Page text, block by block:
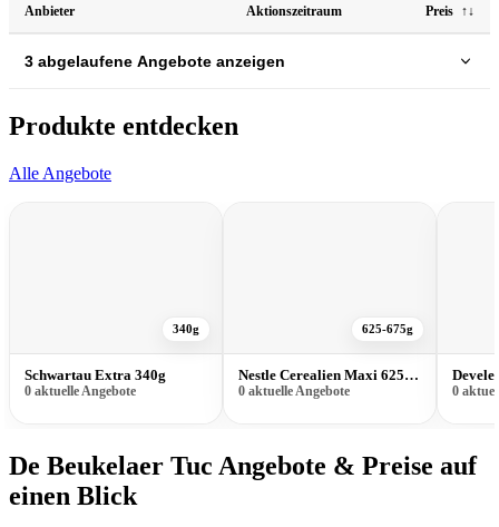
Anbieter Aktionszeitraum Preis ↑↓
3 abgelaufene Angebote anzeigen
Produkte entdecken
Alle Angebote
340g
Schwartau Extra 340g
0 aktuelle Angebote
625-675g
Nestle Cerealien Maxi 625-675g
0 aktuelle Angebote 0
De Beukelaer Tuc Angebote & Preise auf
einen Blick